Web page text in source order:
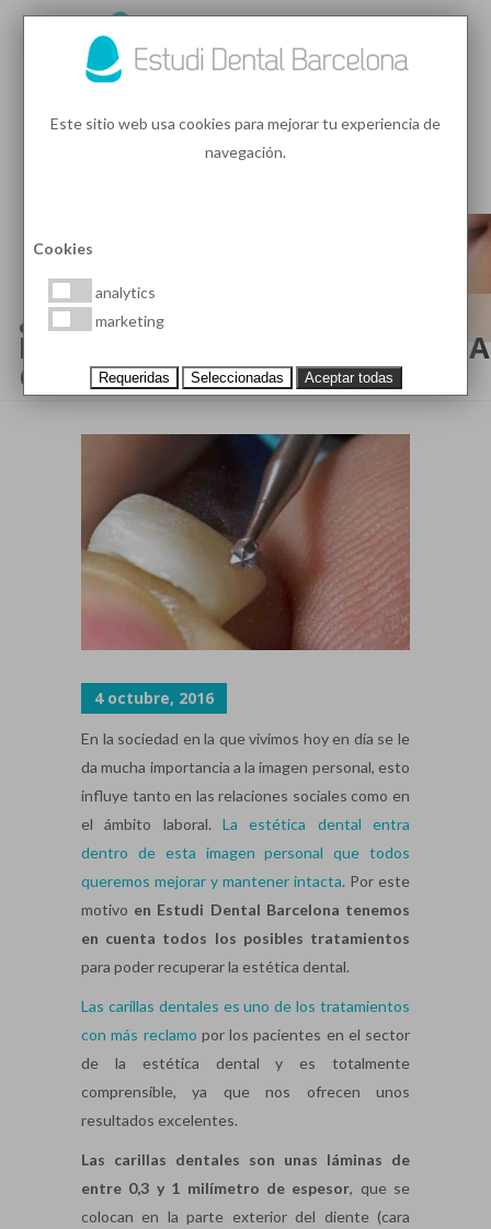
¿ES POSIBLE RECUPERAR LA
ESTÉTICA DENTAL GRACIAS A
CARILLAS DENTALES?
4 octubre, 2016
En la sociedad en la que vivimos hoy en día se le
da mucha importancia a la imagen personal, esto
influye tanto en las relaciones sociales como en
el ámbito laboral. La estética dental entra
dentro de esta imagen personal que todos
queremos mejorar y mantener intacta. Por este
motivo en Estudi Dental Barcelona tenemos
en cuenta todos los posibles tratamientos
para poder recuperar la estética dental.
Las carillas dentales es uno de los tratamientos
con más reclamo por los pacientes en el sector
de la estética dental y es totalmente
comprensible, ya que nos ofrecen unos
resultados excelentes.
Las carillas dentales son unas láminas de
entre 0,3 y 1 milímetro de espesor, que se
colocan en la parte exterior del diente (cara
Este sitio web usa cookies para mejorar tu experiencia de
navegación.
Cookies
analytics
marketing
Requeridas Seleccionadas Aceptar todas